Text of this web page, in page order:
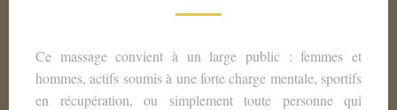
Ce massage convient à un large public : femmes et
hommes, actifs soumis à une forte charge mentale, sportifs
en récupération, ou simplement toute personne qui